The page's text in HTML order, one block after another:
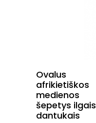
Ovalus
afrikietiškos
medienos
šepetys ilgais
dantukais